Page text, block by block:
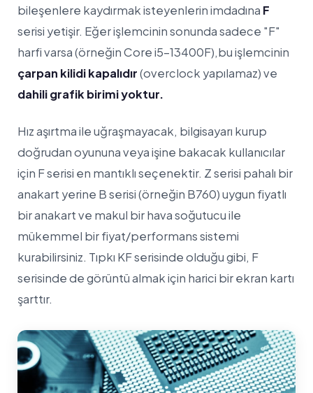
bileşenlere kaydırmak isteyenlerin imdadına F
serisi yetişir. Eğer işlemcinin sonunda sadece "F"
harfi varsa (örneğin Core i5-13400F),bu işlemcinin
çarpan kilidi kapalıdır(overclock yapılamaz) ve
dahili grafik birimi yoktur.
Hız aşırtma ile uğraşmayacak, bilgisayarı kurup
doğrudan oyununa veya işine bakacak kullanıcılar
için F serisi en mantıklı seçenektir. Z serisi pahalı bir
anakart yerine B serisi (örneğin B760) uygun fiyatlı
bir anakart ve makul bir hava soğutucu ile
mükemmel bir fiyat/performans sistemi
kurabilirsiniz. Tıpkı KF serisinde olduğu gibi, F
serisinde de görüntü almak için harici bir ekran kartı
şarttır.